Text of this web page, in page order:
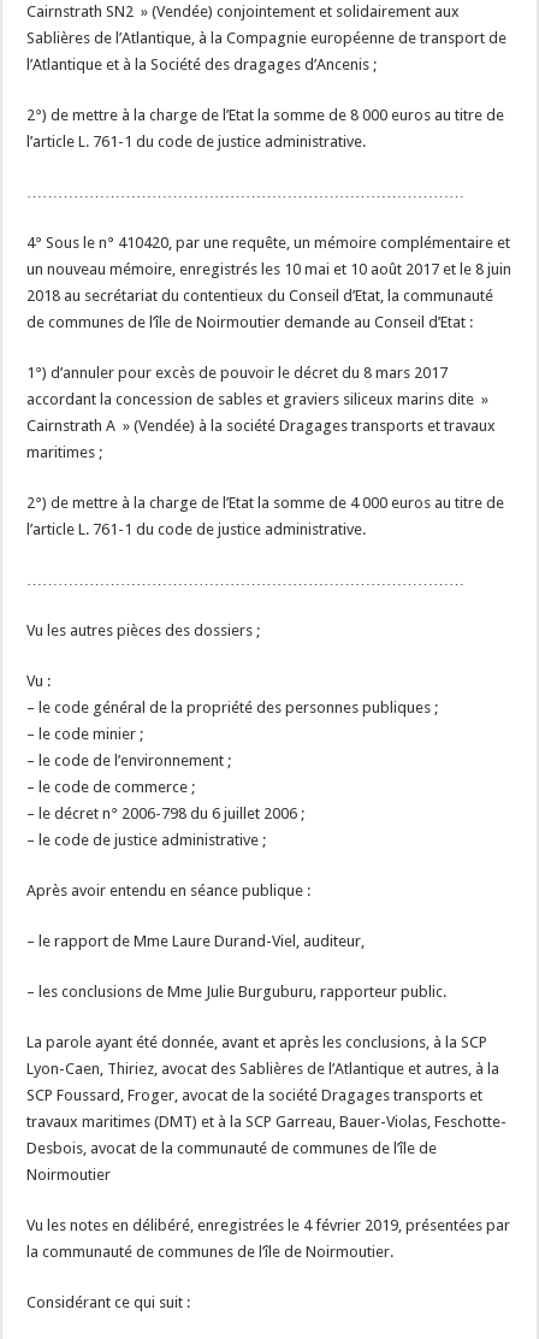
Cairnstrath SN2 » (Vendée) conjointement et solidairement aux
Sablières de l’Atlantique, à la Compagnie européenne de transport de
l’Atlantique et à la Société des dragages d’Ancenis ;
2°) de mettre à la charge de l’Etat la somme de 8 000 euros au titre de
l’article L. 761-1 du code de justice administrative.
…………………………………………………………………………
4° Sous le n° 410420, par une requête, un mémoire complémentaire et
un nouveau mémoire, enregistrés les 10 mai et 10 août 2017 et le 8 juin
2018 au secrétariat du contentieux du Conseil d’Etat, la communauté
de communes de l’île de Noirmoutier demande au Conseil d’Etat :
1°) d’annuler pour excès de pouvoir le décret du 8 mars 2017
accordant la concession de sables et graviers siliceux marins dite »
Cairnstrath A » (Vendée) à la société Dragages transports et travaux
maritimes ;
2°) de mettre à la charge de l’Etat la somme de 4 000 euros au titre de
l’article L. 761-1 du code de justice administrative.
…………………………………………………………………………
Vu les autres pièces des dossiers ;
Vu :
– le code général de la propriété des personnes publiques ;
– le code minier ;
– le code de l’environnement ;
– le code de commerce ;
– le décret n° 2006-798 du 6 juillet 2006 ;
– le code de justice administrative ;
Après avoir entendu en séance publique :
– le rapport de Mme Laure Durand-Viel, auditeur,
– les conclusions de Mme Julie Burguburu, rapporteur public.
La parole ayant été donnée, avant et après les conclusions, à la SCP
Lyon-Caen, Thiriez, avocat des Sablières de l’Atlantique et autres, à la
SCP Foussard, Froger, avocat de la société Dragages transports et
travaux maritimes (DMT) et à la SCP Garreau, Bauer-Violas, Feschotte-
Desbois, avocat de la communauté de communes de l’île de
Noirmoutier
Vu les notes en délibéré, enregistrées le 4 février 2019, présentées par
la communauté de communes de l’île de Noirmoutier.
Considérant ce qui suit :